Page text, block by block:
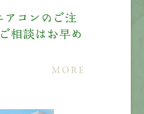
44-2605
｜
アコンのご注
相談はお早め
MORE